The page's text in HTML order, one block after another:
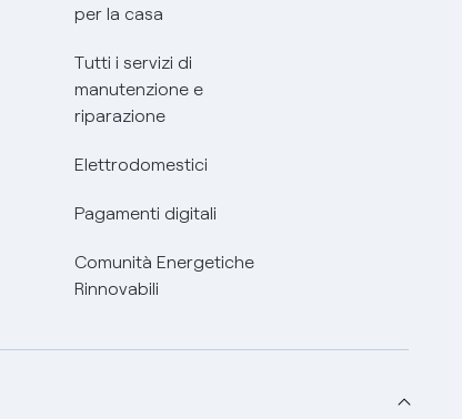
per la casa
Tutti i servizi di
manutenzione e
riparazione
Elettrodomestici
Pagamenti digitali
Comunità Energetiche
Rinnovabili